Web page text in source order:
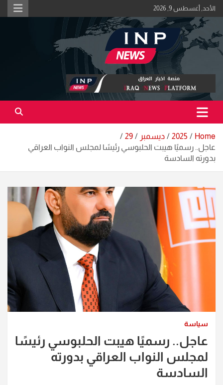
Skip
to
content
الأحد, أغسطس 9, 2026
منصة اخبار العراق
اكبر منصة خبرية في العراق | #الحقيقة_اولاً
Home
2025 ديسمبر
29
عاجل.. رسميًا هيبت الحلبوسي رئيسًا لمجلس النواب العراقي
بدورته السادسة
سياسة
عاجل.. رسميًا هيبت الحلبوسي رئيسًا
لمجلس النواب العراقي بدورته
السادسة